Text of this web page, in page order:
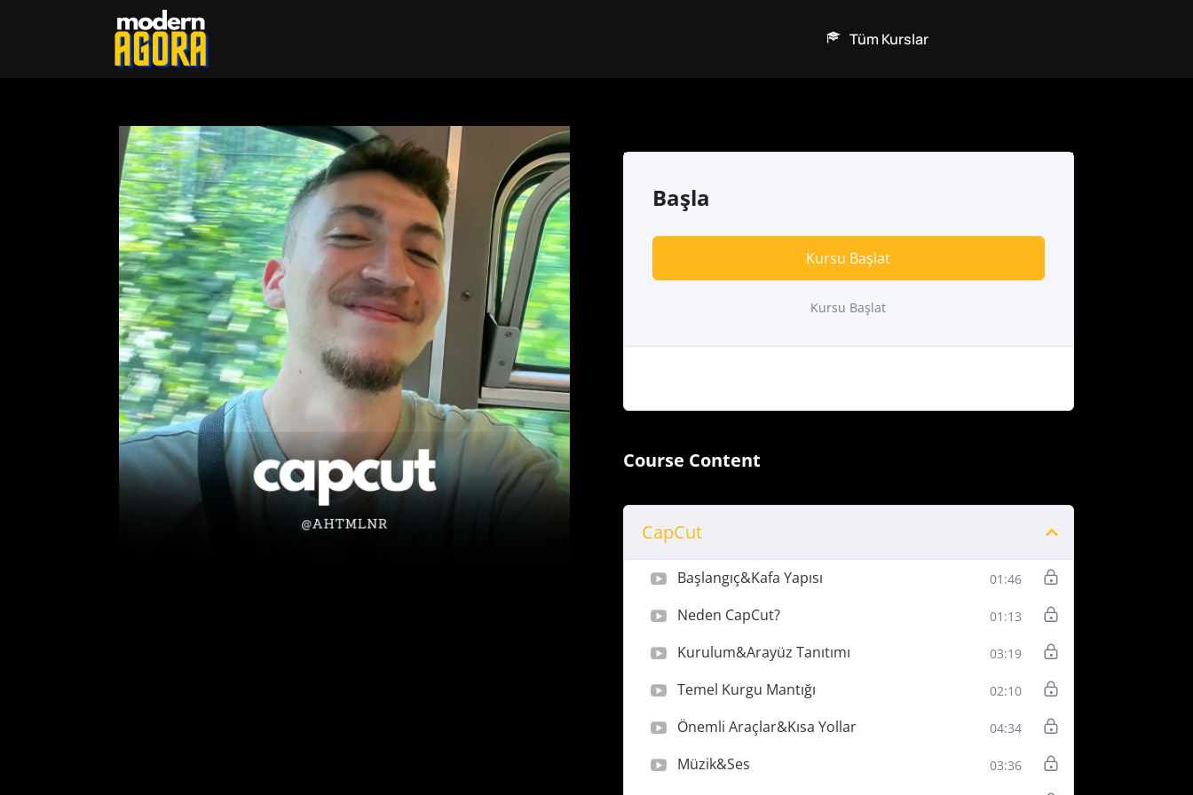
Tüm Kurslar
Başla
Kursu Başlat
Kursu Başlat
Course Content
CapCut
Başlangıç&Kafa Yapısı 01:46
Neden CapCut? 01:13
Kurulum&Arayüz Tanıtımı 03:19
Temel Kurgu Mantığı 02:10
Önemli Araçlar&Kısa Yollar 04:34
Müzik&Ses 03:36